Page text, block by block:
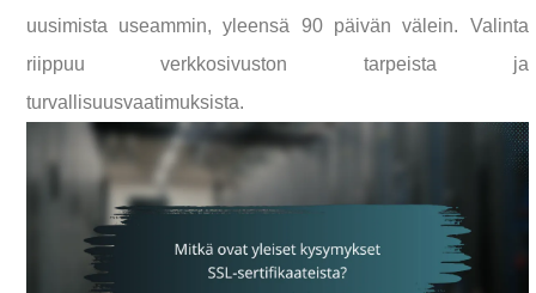
uusimista useammin, yleensä 90 päivän välein. Valinta
riippuu verkkosivuston tarpeista ja
turvallisuusvaatimuksista.